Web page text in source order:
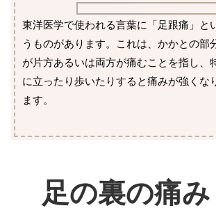
東洋医学で使われる言葉に「足跟痛」と
うものがあります。これは、かかとの部
が片方あるいは両方が痛むことを指し、
に立ったり歩いたりすると痛みが強くな
ます。
足の裏の痛み